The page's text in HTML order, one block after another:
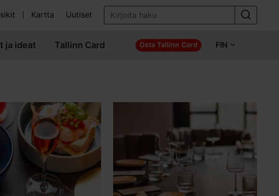
Kartta Uutiset
ja ideat Tallinn Card Osta Tallinn Card FIN